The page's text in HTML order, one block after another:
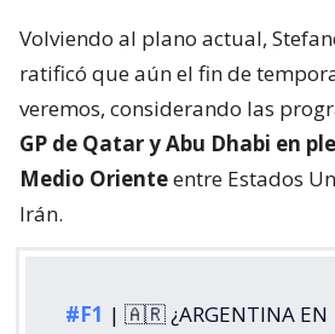
Volviendo al plano actual,
ratificó que aún el fin de
veremos, considerando las
GP de Qatar y Abu Dhabi en
Medio Orienteentre Estados
Irán.
#F1 | 🇦🇷 ¿ARGENTINA EN